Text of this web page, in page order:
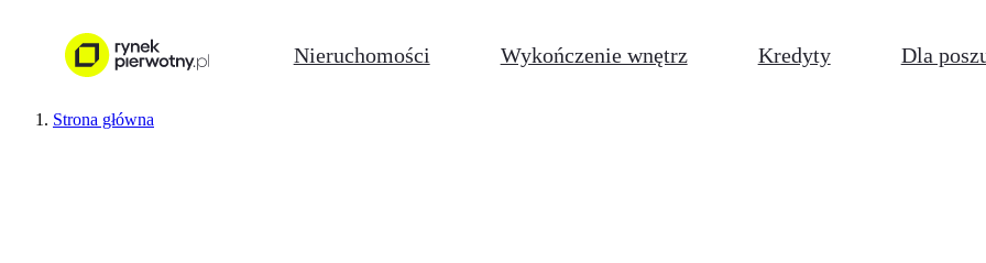
Nieruchomości Wykończenie wnętrz Kredyty Dla
Strona główna